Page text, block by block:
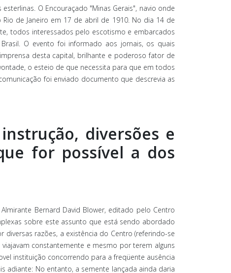
O Encouraçado "Minas Gerais", navio onde
de Janeiro em 17 de abril de 1910. No dia 14 de
todos interessados pelo escotismo e embarcados
O evento foi informado aos jornais, os quais
desta capital, brilhante e poderoso fator de
o esteio de que necessita para que em todos
foi enviado documento que descrevia as
diversões e
for possível a dos
Bernard David Blower, editado pelo Centro
sobre este assunto que está sendo abordado
razões, a existência do Centro (referindo-se
constantemente e mesmo por terem alguns
instituição concorrendo para a freqüente ausência
adiante: No entanto, a semente lançada ainda daria